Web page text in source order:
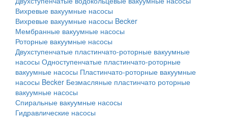
Вихревые вакуумные насосы
Вихревые вакуумные насосы Becker
Мембранные вакуумные насосы
Роторные вакуумные насосы
Двухступенчатые пластинчато-роторные вакуумные
насосы Одноступенчатые пластинчато-роторные
вакуумные насосы Пластинчато-роторные вакуумные
насосы Becker Безмасляные пластинчато роторные
вакуумные насосы
Спиральные вакуумные насосы
Гидравлические насосы